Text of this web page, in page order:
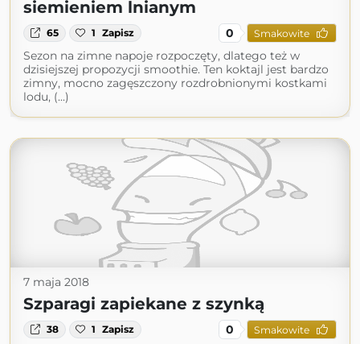
siemieniem lnianym
65 1 Zapisz 0 Smakowite
Sezon na zimne napoje rozpoczęty, dlatego też w
dzisiejszej propozycji smoothie. Ten koktajl jest bardzo
zimny, mocno zagęszczony rozdrobnionymi kostkami
lodu, (...)
7 maja 2018
Szparagi zapiekane z szynką
38 1 Zapisz 0 Smakowite